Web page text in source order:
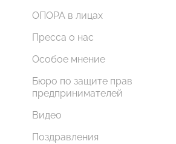
ОПОРА в лицах
Пресса о нас
Особое мнение
Бюро по защите прав
предпринимателей
Видео
Поздравления